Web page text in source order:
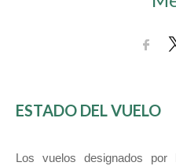
ESTADO DEL VUELO
Los vuelos designados por